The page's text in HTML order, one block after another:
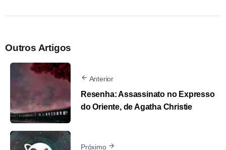
Outros Artigos
Anterior
Resenha: Assassinato no Expresso
do Oriente, de Agatha Christie
Próximo